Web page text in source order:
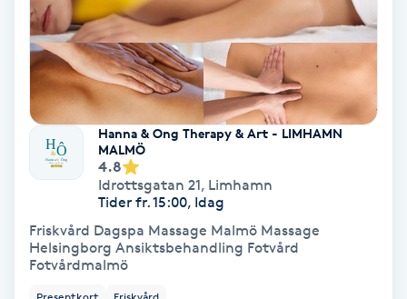
Yin Yoga
Yoga
Yoga Nidra
Yogamassage
Zonterapi
Hanna & Ong Therapy & Art - LIMHAMN
MALMÖ
4.8
Idrottsgatan 21, Limhamn
Tider fr. 15:00, Idag
Friskvård Dagspa Massage Malmö Massage
Helsingborg Ansiktsbehandling Fotvård
Fotvårdmalmö